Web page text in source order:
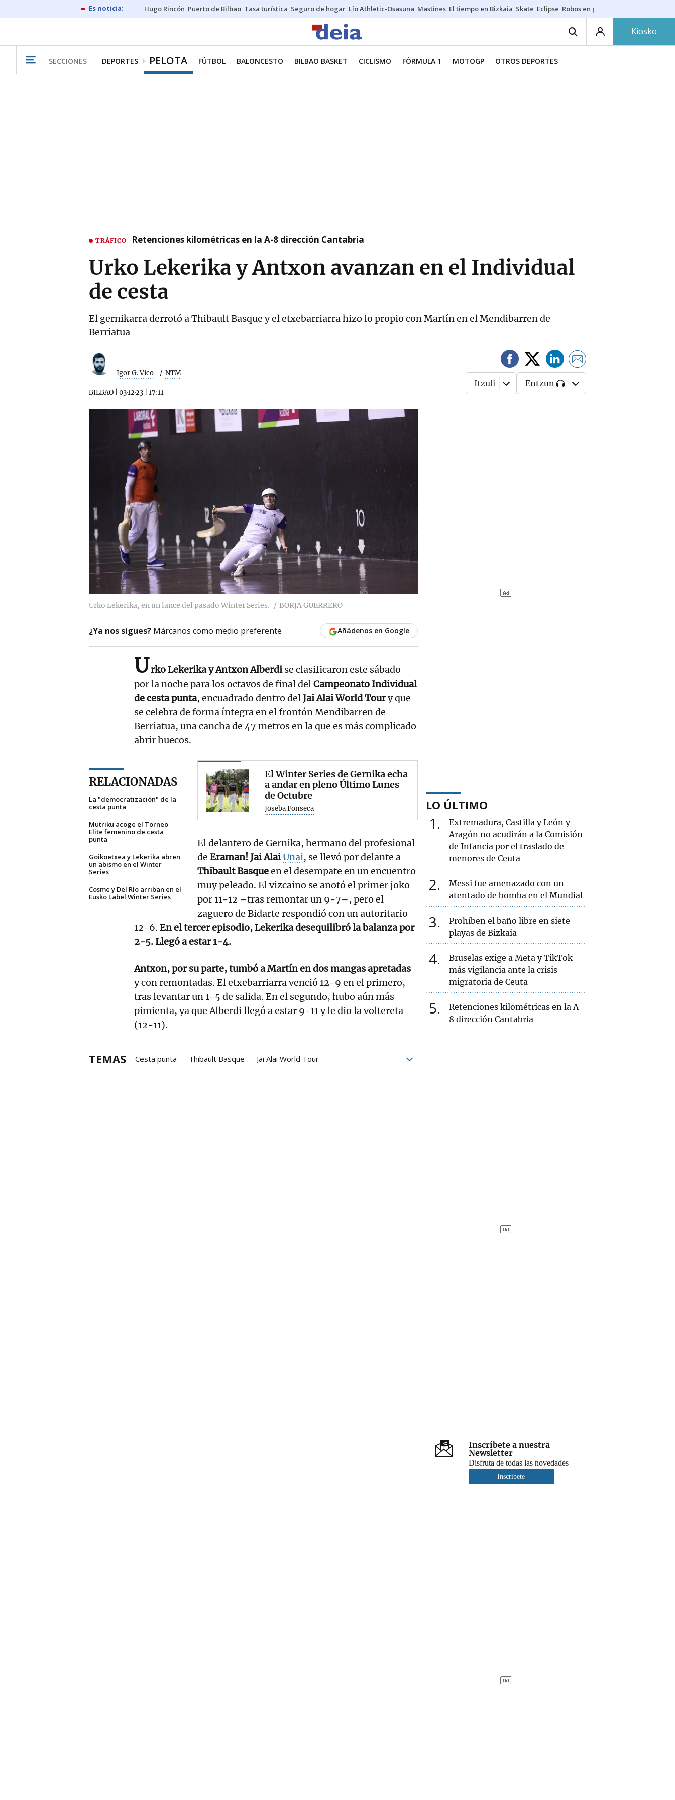
Hugo Rincón Puerto de Bilbao Tasa turística Seguro de hogar Lío Athletic-Osasuna Mastines El tiempo en Bizkaia Skate Eclipse Robos en playas
Kiosko
SECCIONES DEPORTES PELOTA FÚTBOL BALONCESTO BILBAO BASKET CICLISMO FÓRMULA 1 MOTOGP OTROS DEPORTES
TRÁFICO Retenciones kilométricas en la A-8 dirección Cantabria
Urko Lekerika y Antxon avanzan en el Individual
de cesta
El gernikarra derrotó a Thibault Basque y el etxebarriarra hizo lo propio con Martín en el Mendibarren de
Berriatua
Igor G. Vico NTM
BILBAO 03·12·23 17:11
Itzuli Entzun
Urko Lekerika, en un lance del pasado Winter Series. BORJA GUERRERO
¿Ya nos sigues? Márcanos como medio preferente Añádenos en Google
Urko Lekerika y Antxon Alberdise clasificaron este sábado
por la noche para los octavos de final delCampeonato Individual
de cesta punta, encuadrado dentro delJai Alai World Toury que
se celebra de forma íntegra en el frontón Mendibarren de
Berriatua, una cancha de 47 metros en la que es más complicado
abrir huecos.
RELACIONADAS
La "democratización" de la
cesta punta
Mutriku acoge el Torneo
Elite femenino de cesta
punta
Goikoetxea y Lekerika abren
un abismo en el Winter
Series
Cosme y Del Río arriban en el
Eusko Label Winter Series
El Winter Series de Gernika echa
a andar en pleno Último Lunes
de Octubre
Joseba Fonseca
El delantero de Gernika, hermano del profesional
de Eraman! Jai AlaiUnai, se llevó por delante a
Thibault Basqueen el desempate en un encuentro
muy peleado. El vizcaino se anotó el primer joko
por 11-12 –tras remontar un 9-7–, pero el
zaguero de Bidarte respondió con un autoritario
12-6. En el tercer episodio, Lekerika desequilibró la balanza por
2-5. Llegó a estar 1-4.
Antxon, por su parte, tumbó a Martín en dos mangas apretadas
y con remontadas. El etxebarriarra venció 12-9 en el primero,
tras levantar un 1-5 de salida. En el segundo, hubo aún más
pimienta, ya que Alberdi llegó a estar 9-11 y le dio la voltereta
(12-11).
TEMAS Cesta punta Thibault Basque
Jai Alai World Tour
LO ÚLTIMO
1
Extremadura, Castilla y León y
Aragón no acudirán a la Comisión
de Infancia por el traslado de
menores de Ceuta
2
Messi fue amenazado con un
atentado de bomba en el Mundial
3
Prohíben el baño libre en siete
playas de Bizkaia
4
Bruselas exige a Meta y TikTok
más vigilancia ante la crisis
migratoria de Ceuta
5
Retenciones kilométricas en la A-
8 dirección Cantabria
Inscríbete a nuestra
Newsletter
Disfruta de todas las novedades
Inscríbete